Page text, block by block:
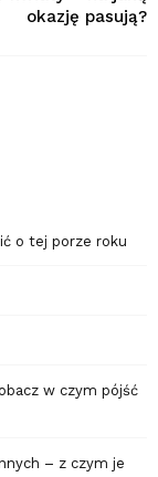
okazję pasują?
o tej porze roku
w czym pójść
– z czym je